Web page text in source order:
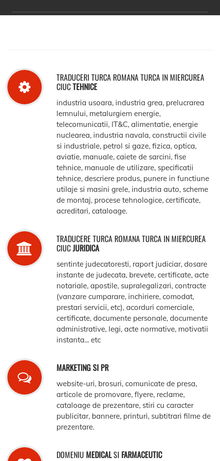
TRADUCERI TURCA ROMANA TURCA IN MIERCUREA
CIUCTEHNICE
industria usoara, industria grea, prelucrarea
lemnului, metalurgiem energie,
telecomunicatii, IT&C, alimentatie, energie
nuclearea, industria navala, constructii civile
si industriale, petrol si gaze, fizica, optica,
aviatie, manuale, caiete de sarcini, fise
tehnice, manuale de utilizare, specificatii
tehnice, descriere produs, punere in functiune
utilaje si masini grele, industria auto, scheme
de montaj, procese tehnologice, certificate,
acreditari, cataloage.
TRADUCERE TURCA ROMANA TURCA IN MIERCUREA
CIUCJURIDICA
sentinte judecatoresti, raport judiciar, dosare
instante de judecata, brevete, certificate, acte
notariale, apostile, supralegalizari, contracte
(vanzare cumparare, inchiriere, comodat,
prestari servicii, etc), acorduri comerciale,
certificate, documente personale, documente
administrative, legi, acte normative, motivatii
instanta... etc
MARKETING SI PR
website-uri, brosuri, comunicate de presa,
articole de promovare, flyere, reclame,
cataloage de prezentare, stiri cu caracter
publicitar, bannere, printuri, subtitrari filme de
prezentare.
DOMENIU MEDICALSI FARMACEUTIC